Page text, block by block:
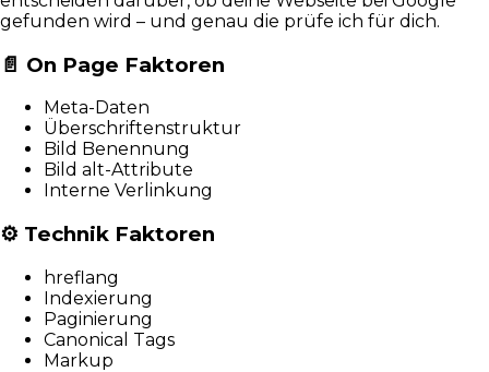
gefunden wird – und genau die prüfe ich für dich.
📄 On Page Faktoren
Meta-Daten
Überschriftenstruktur
Bild Benennung
Bild alt-Attribute
Interne Verlinkung
⚙️ Technik Faktoren
hreflang
Indexierung
Paginierung
Canonical Tags
Markup